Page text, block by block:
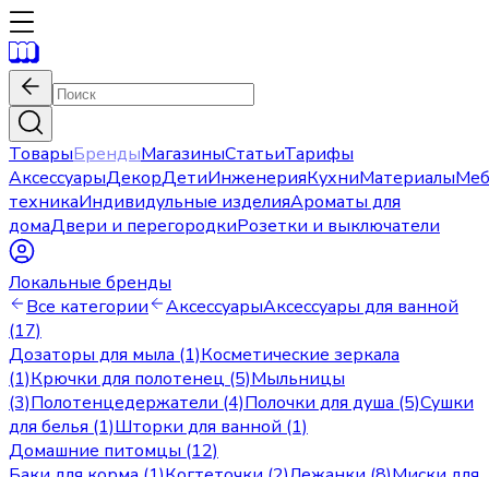
ТоварыБрендыМагазиныСтатьиТарифы
АксессуарыДекорДетиИнженерияКухниМатериалы
техникаИндивидульные изделияАроматы для
домаДвери и перегородкиРозетки и выключатели
Локальные бренды
Все категории
АксессуарыАксессуары для ванной
(17)
Дозаторы для мыла (1)Косметические зеркала
(1)Крючки для полотенец (5)Мыльницы
(3)Полотенцедержатели (4)Полочки для душа (5)Сушки
для белья (1)Шторки для ванной (1)
Домашние питомцы (12)